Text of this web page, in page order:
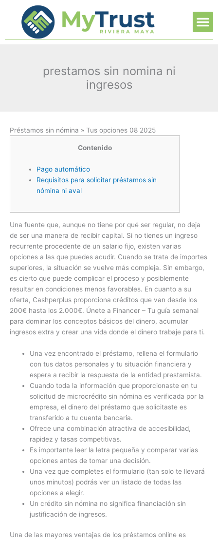
contenido
prestamos sin nomina ni
ingresos
Préstamos sin nómina » Tus opciones 08 2025
Contenido
Pago automático
Requisitos para solicitar préstamos sin
nómina ni aval
Una fuente que, aunque no tiene por qué ser regular, no deja
de ser una manera de recibir capital. Si no tienes un ingreso
recurrente procedente de un salario fijo, existen varias
opciones a las que puedes acudir. Cuando se trata de importes
superiores, la situación se vuelve más compleja. Sin embargo,
es cierto que puede complicar el proceso y posiblemente
resultar en condiciones menos favorables. En cuanto a su
oferta, Cashperplus proporciona créditos que van desde los
200€ hasta los 2.000€. Únete a Financer – Tu guía semanal
para dominar los conceptos básicos del dinero, acumular
ingresos extra y crear una vida donde el dinero trabaje para ti.
Una vez encontrado el préstamo, rellena el formulario
con tus datos personales y tu situación financiera y
espera a recibir la respuesta de la entidad prestamista.
Cuando toda la información que proporcionaste en tu
solicitud de microcrédito sin nómina es verificada por la
empresa, el dinero del préstamo que solicitaste es
transferido a tu cuenta bancaria.
Ofrece una combinación atractiva de accesibilidad,
rapidez y tasas competitivas.
Es importante leer la letra pequeña y comparar varias
opciones antes de tomar una decisión.
Una vez que completes el formulario (tan solo te llevará
unos minutos) podrás ver un listado de todas las
opciones a elegir.
Un crédito sin nómina no significa financiación sin
justificación de ingresos.
Una de las mayores ventajas de los préstamos online es